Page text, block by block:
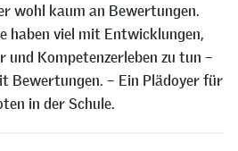
wohl kaum an Bewertungen.
haben viel mit Entwicklungen,
und Kompetenzerleben zu tun –
Bewertungen. – Ein Plädoyer für
in der Schule.